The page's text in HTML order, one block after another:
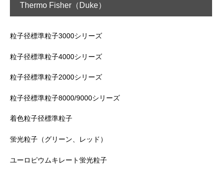
Thermo Fisher（Duke）
粒子径標準粒子3000シリーズ
粒子径標準粒子4000シリーズ
粒子径標準粒子2000シリーズ
粒子径標準粒子8000/9000シリーズ
着色粒子径標準粒子
蛍光粒子（グリーン、レッド）
ユーロピウムキレート蛍光粒子